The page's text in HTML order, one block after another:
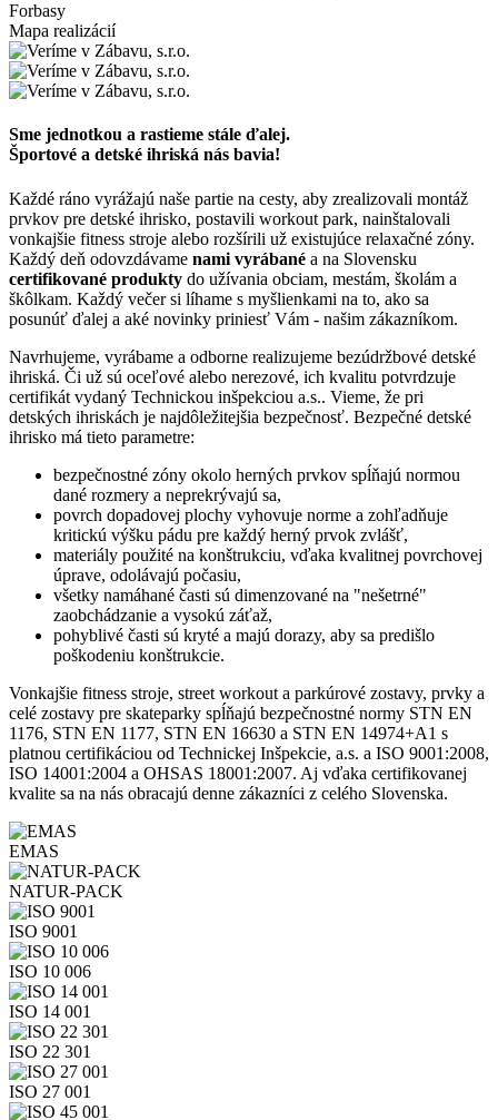
Forbasy
Mapa realizácií
Sme jednotkou a rastieme stále ďalej.
Športové a detské ihriská nás bavia!
Každé ráno vyrážajú naše partie na cesty, aby zrealizovali montáž
prvkov pre detské ihrisko, postavili workout park, nainštalovali
vonkajšie fitness stroje alebo rozšírili už existujúce relaxačné zóny.
Každý deň odovzdávame nami vyrábané a na Slovensku
certifikované produkty do užívania obciam, mestám, školám a
škôlkam. Každý večer si líhame s myšlienkami na to, ako sa
posunúť ďalej a aké novinky priniesť Vám - našim zákazníkom.
Navrhujeme, vyrábame a odborne realizujeme bezúdržbové detské
ihriská. Či už sú oceľové alebo nerezové, ich kvalitu potvrdzuje
certifikát vydaný Technickou inšpekciou a.s.. Vieme, že pri
detských ihriskách je najdôležitejšia bezpečnosť. Bezpečné detské
ihrisko má tieto parametre:
bezpečnostné zóny okolo herných prvkov spĺňajú normou
dané rozmery a neprekrývajú sa,
povrch dopadovej plochy vyhovuje norme a zohľadňuje
kritickú výšku pádu pre každý herný prvok zvlášť,
materiály použité na konštrukciu, vďaka kvalitnej povrchovej
úprave, odolávajú počasiu,
všetky namáhané časti sú dimenzované na "nešetrné"
zaobchádzanie a vysokú záťaž,
pohyblivé časti sú kryté a majú dorazy, aby sa predišlo
poškodeniu konštrukcie.
Vonkajšie fitness stroje, street workout a parkúrové zostavy, prvky a
celé zostavy pre skateparky spĺňajú bezpečnostné normy STN EN
1176, STN EN 1177, STN EN 16630 a STN EN 14974+A1 s
platnou certifikáciou od Technickej Inšpekcie, a.s. a ISO 9001:2008,
ISO 14001:2004 a OHSAS 18001:2007. Aj vďaka certifikovanej
kvalite sa na nás obracajú denne zákazníci z celého Slovenska.
EMAS
NATUR-PACK
ISO 9001
ISO 10 006
ISO 14 001
ISO 22 301
ISO 27 001